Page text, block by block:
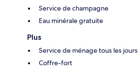
Service de champagne
Eau minérale gratuite
Plus
Service de ménage tous les jours
Coffre-fort